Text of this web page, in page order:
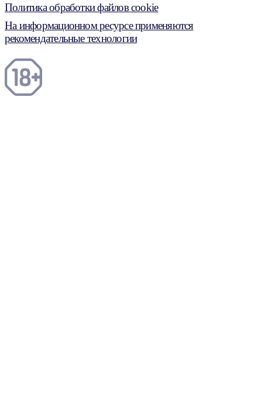
Политика обработки файлов cookie
На информационном ресурсе применяются
рекомендательные технологии